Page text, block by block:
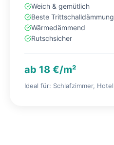
Weich & gemütlich
Beste Trittschalldämmung
Wärmedämmend
Rutschsicher
ab 18 €/m²
Ideal für: Schlafzimmer, Hotel